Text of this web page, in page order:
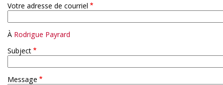
Votre adresse de courriel
À Rodrigue Payrard
Subject
Message